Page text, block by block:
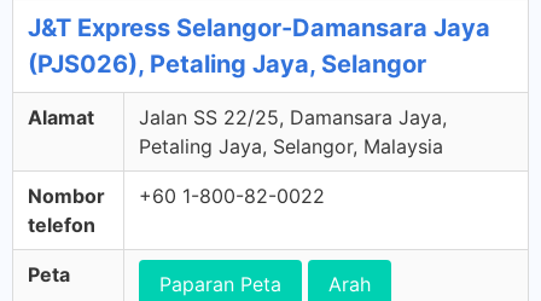
J&T Express Selangor-Damansara Jaya
(PJS026), Petaling Jaya, Selangor
Alamat
Jalan SS 22/25, Damansara Jaya,
Petaling Jaya, Selangor, Malaysia
Nombor
telefon
+60 1-800-82-0022
Peta Paparan Peta Arah